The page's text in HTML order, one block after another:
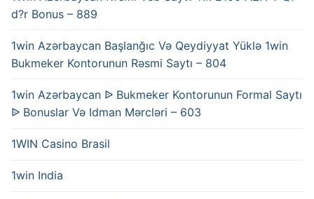
d?r Bonus – 889
1win Azərbaycan Başlanğıc Və Qeydiyyat Yüklə 1win
Bukmeker Kontorunun Rəsmi Saytı – 804
1win Azərbaycan ᐉ Bukmeker Kontorunun Formal Saytı
ᐉ Bonuslar Və Idman Mərcləri – 603
1WIN Casino Brasil
1win India